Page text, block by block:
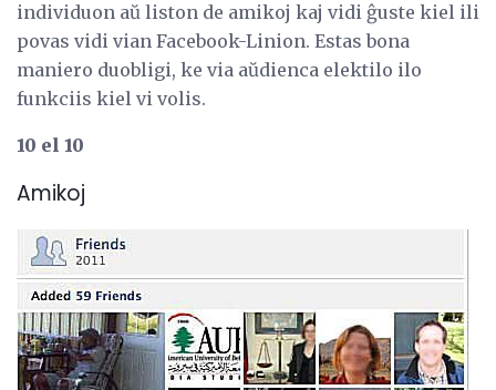
individuon aŭ liston de amikoj kaj vidi ĝuste kiel ili
povas vidi vian Facebook-Linion. Estas bona
maniero duobligi, ke via aŭdienca elektilo ilo
funkciis kiel vi volis.
10 el 10
Amikoj